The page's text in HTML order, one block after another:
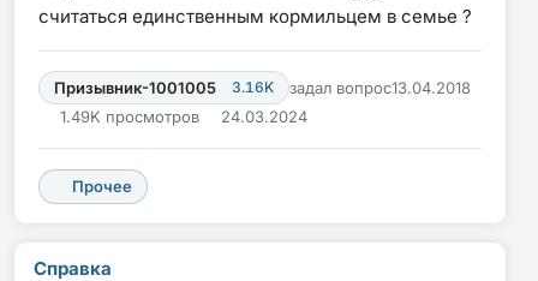
считаться единственным кормильцем в семье ?
Призывник-1001005 3.16K задал вопрос13.04.2018
1.49K просмотров
24.03.2024
Прочее
Справка